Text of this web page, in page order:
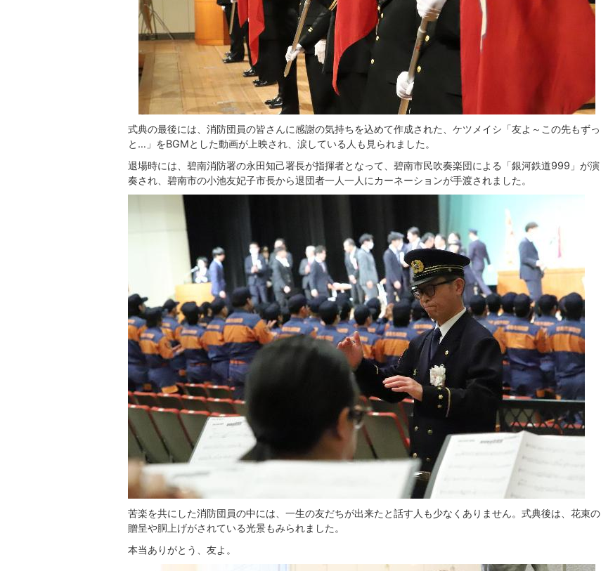
式典の最後には、消防団員の皆さんに感謝の気持ちを込めて作成された、ケツメイシ「友よ～この先もずっ
と…」をBGMとした動画が上映され、涙している人も見られました。
退場時には、碧南消防署の永田知己署長が指揮者となって、碧南市民吹奏楽団による「銀河鉄道999」が演
奏され、碧南市の小池友妃子市長から退団者一人一人にカーネーションが手渡されました。
苦楽を共にした消防団員の中には、一生の友だちが出来たと話す人も少なくありません。式典後は、花束の
贈呈や胴上げがされている光景もみられました。
本当ありがとう、友よ。